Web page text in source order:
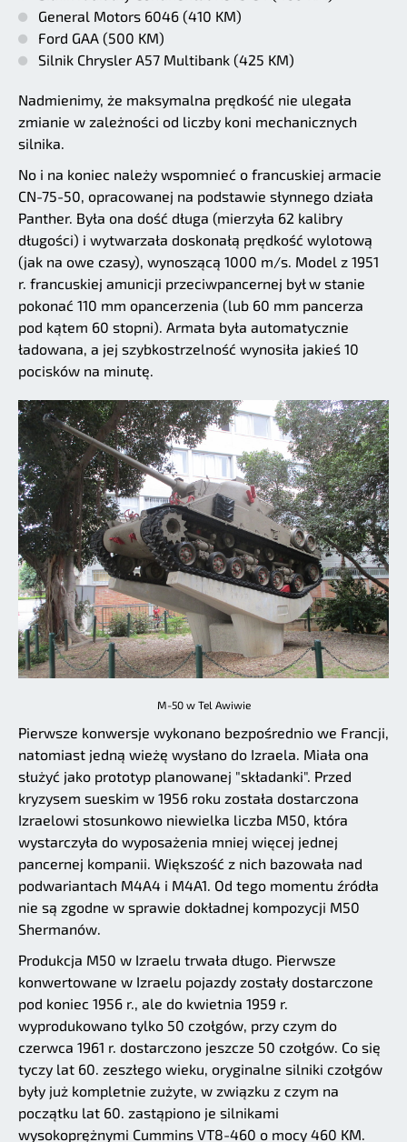
General Motors 6046 (410 KM)
Ford GAA (500 KM)
Silnik Chrysler A57 Multibank (425 KM)
Nadmienimy, że maksymalna prędkość nie ulegała
zmianie w zależności od liczby koni mechanicznych
silnika.
No i na koniec należy wspomnieć o francuskiej armacie
CN-75-50, opracowanej na podstawie słynnego działa
Panther. Była ona dość długa (mierzyła 62 kalibry
długości) i wytwarzała doskonałą prędkość wylotową
(jak na owe czasy), wynoszącą 1000 m/s. Model z 1951
r. francuskiej amunicji przeciwpancernej był w stanie
pokonać 110 mm opancerzenia (lub 60 mm pancerza
pod kątem 60 stopni). Armata była automatycznie
ładowana, a jej szybkostrzelność wynosiła jakieś 10
pocisków na minutę.
M-50 w Tel Awiwie
Pierwsze konwersje wykonano bezpośrednio we Francji,
natomiast jedną wieżę wysłano do Izraela. Miała ona
służyć jako prototyp planowanej "składanki". Przed
kryzysem sueskim w 1956 roku została dostarczona
Izraelowi stosunkowo niewielka liczba M50, która
wystarczyła do wyposażenia mniej więcej jednej
pancernej kompanii. Większość z nich bazowała nad
podwariantach M4A4 i M4A1. Od tego momentu źródła
nie są zgodne w sprawie dokładnej kompozycji M50
Shermanów.
Produkcja M50 w Izraelu trwała długo. Pierwsze
konwertowane w Izraelu pojazdy zostały dostarczone
pod koniec 1956 r., ale do kwietnia 1959 r.
wyprodukowano tylko 50 czołgów, przy czym do
czerwca 1961 r. dostarczono jeszcze 50 czołgów. Co się
tyczy lat 60. zeszłego wieku, oryginalne silniki czołgów
były już kompletnie zużyte, w związku z czym na
początku lat 60. zastąpiono je silnikami
wysokoprężnymi Cummins VT8-460 o mocy 460 KM.